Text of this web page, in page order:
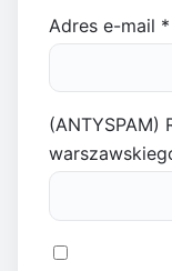
Adres e-mail *
(ANTYSPAM)